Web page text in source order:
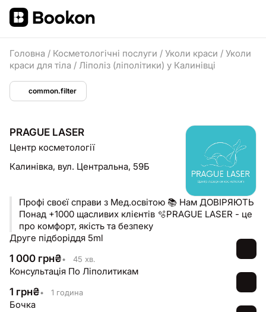
Головна / Косметологічні послуги / Уколи краси / Уколи
краси для тіла / Ліполіз (ліполітики) у Калинівці
common.filter
PRAGUE LASER
Центр косметології
Калинівка, вул. Центральна, 59Б
Профі своєї справи з Мед.освітою 📚 Нам ДОВІРЯЮТЬ
Понад +1000 щасливих клієнтів 🫧PRAGUE LASER - це
про комфорт, якість та безпеку
Друге підборіддя 5ml
1 000 грн₴• 45 хв.
Консультація По Ліполитикам
1 грн₴• 1 година
Бочка